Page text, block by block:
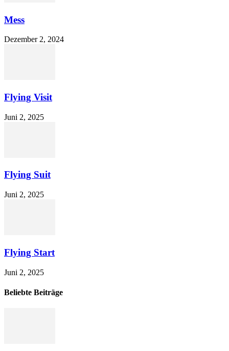
Mess
Dezember 2, 2024
Flying Visit
Juni 2, 2025
Flying Suit
Juni 2, 2025
Flying Start
Juni 2, 2025
Beliebte Beiträge